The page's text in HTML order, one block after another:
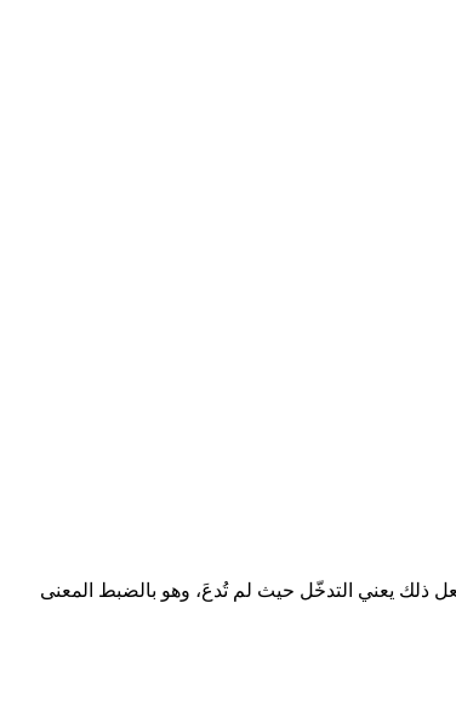
ذلك يعني التدخّل حيث لم تُدعَ، وهو بالضبط المعنى